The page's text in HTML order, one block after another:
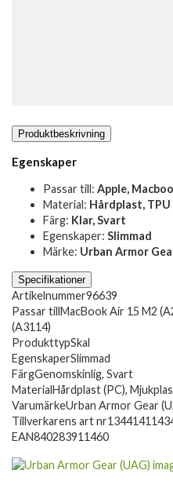
Produktbeskrivning
Egenskaper
Passar till: Apple,
Material: Hårdplast, TPU
Färg: Klar, Svart
Egenskaper: Slimmad
Märke: Urban Armor
Specifikationer
Artikelnummer96639
Passar tillMacBook Air 15 M2
(A3114)
ProdukttypSkal
EgenskaperSlimmad
FärgGenomskinlig, Svart
MaterialHårdplast (PC),
VarumärkeUrban Armor Gear
Tillverkarens art nr
EAN840283911460